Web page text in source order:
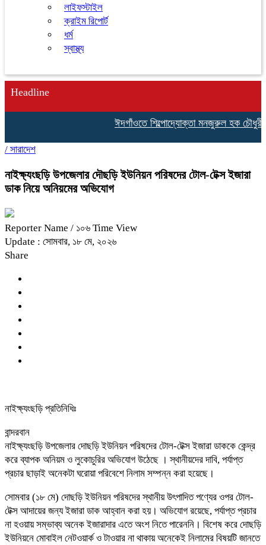
লাইফস্টাইল
ক্রাইম রিপোর্ট
ধর্ম
স্বাস্থ্য
Headline
ঈদগাঁওতে শিল্পোদ্যোক্তা মনজুরুল হক চৌধুরীর
/ সারাদেশ
নাইক্ষ্যংছড়ি উপজেলার দৌছড়ি ইউনিয়ন পরিষদের টোল-টেক্স ইজারা
ডাক নিয়ে অনিয়মের অভিযোগ
Reporter Name / ১০৬ Time View
Update : সোমবার, ১৮ মে, ২০২৬
Share
নাইক্ষ্যংছড়ি প্রতিনিধিঃ
বান্দরবান
নাইক্ষ্যংছড়ি উপজেলার দোছড়ি ইউনিয়ন পরিষদের টোল-টেক্স ইজারা ডাককে কেন্দ্র
করে ব্যাপক অনিয়ম ও লুকোচুরির অভিযোগ উঠেছে । স্থানীয়দের দাবি, পর্যাপ্ত
প্রচার ছাড়াই অনেকটা ঘরোয়া পরিবেশে নিলাম সম্পন্ন করা হয়েছে।
সোমবার (১৮ মে) দোছড়ি ইউনিয়ন পরিষদের স্থানীয় উৎপাদিত পণ্যের ওপর টোল-
টেক্স আদায়ের জন্য ইজারা ডাক আহ্বান করা হয়। অভিযোগ রয়েছে, পর্যাপ্ত প্রচার
না হওয়ায় সম্ভাব্য অনেক ইজারাদার এতে অংশ নিতে পারেননি। বিশেষ করে দোছড়ি
ইউনিয়নে মোবাইল নেটওয়ার্ক ও টাওয়ার না থাকায় অনেকেই নিলামের বিষয়টি জানতে